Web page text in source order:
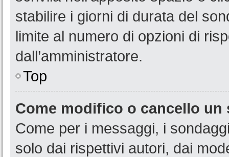
stabilire i giorni di durata del
limite al numero di opzioni di
dall’amministratore.
Top
Come modifico o cancello un
Come per i messaggi, i
solo dai rispettivi autori, dai